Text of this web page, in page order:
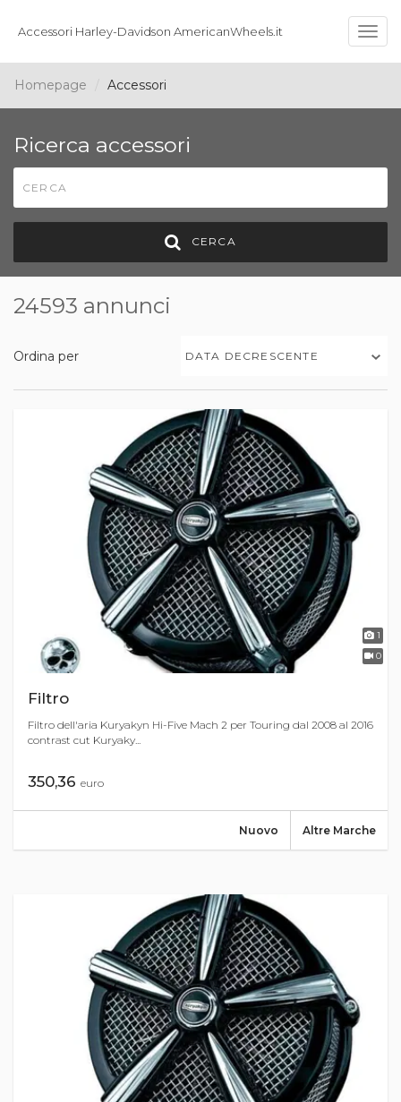
Accessori Harley-Davidson AmericanWheels.it
Homepage Accessori
Ricerca accessori
CERCA
24593 annunci
Ordina per DATA DECRESCENTE
1
0
Filtro
Filtro dell'aria Kuryakyn Hi-Five Mach 2 per Touring dal 2008 al 2016
contrast cut Kuryaky...
350,36 euro
Altre Marche
Nuovo